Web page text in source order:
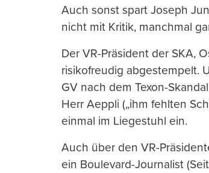
Auch sonst spart Joseph
nicht mit Kritik, manchmal
Der VR-Präsident der SKA,
risikofreudig abgestempelt.
GV nach dem Texon-
Herr Aeppli („ihm fehlten
einmal im Liegestuhl ein.
Auch über den VR-
ein Boulevard-Journalist